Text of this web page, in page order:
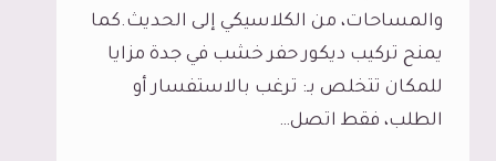
والمساحات، من الكلاسيكي إلى الحديث.كما
يمنح تركيب ديكور حفر خشب في جدة مزايا
للمكان تتخلص بـ: ترغب بالاستفسار أو
الطلب، فقط اتصل…